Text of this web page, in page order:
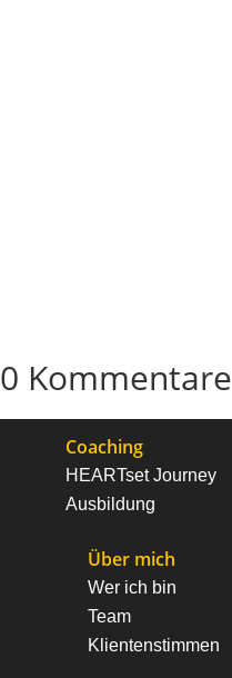
0 Kommentare
Coaching
HEARTset Journey
Ausbildung
Über mich
Wer ich bin
Team
Klientenstimmen